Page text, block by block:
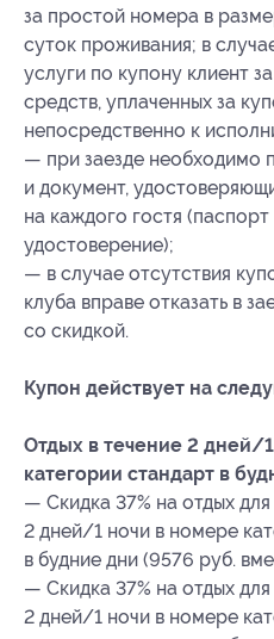
за простой номера в
суток проживания; в
услуги по купону клиент
средств, уплаченных за
непосредственно к
— при заезде необходимо
и документ,
на каждого гостя
удостоверение);
— в случае отсутствия
клуба вправе отказать в
со скидкой.
Купон действует на
Отдых в течение 2 дней/
категории стандарт в
— Скидка 37% на отдых
2 дней/1 ночи в номере
в будние дни (9576 руб.
— Скидка 37% на отдых
2 дней/1 ночи в номере